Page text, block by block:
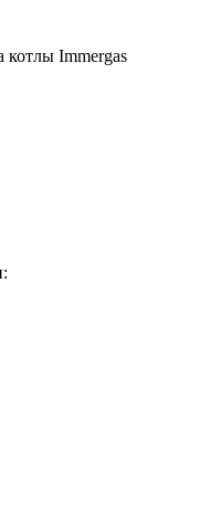
котлы Immergas